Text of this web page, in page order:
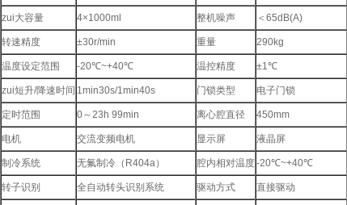
zui大容量 4×1000ml 整机噪声 ＜65dB(A)
转速精度 ±30r/min 重量 290kg
温度设定范围 -20℃~+40℃ 温控精度 ±1℃
zui短升/降速时间 1min30s/1min40s 门锁类型 电子门锁
定时范围 0～23h 99min 离心腔直径 450mm
电机 交流变频电机 显示屏 液晶屏
制冷系统 无氟制冷（R404a） 腔内相对温度-20℃~+40℃
转子识别 全自动转头识别系统 驱动方式 直接驱动